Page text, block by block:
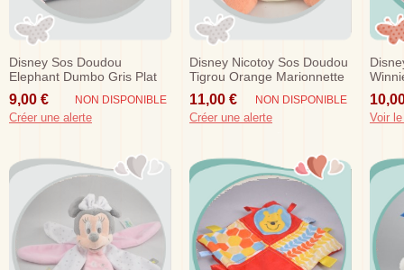
Disney Sos Doudou
Elephant Dumbo Gris Plat
Violet
9,00 € NON DISPONIBLE
Créer une alerte
Disney Nicotoy Sos Doudou
Tigrou Orange Marionnette
11,00 € NON DISPONIBLE
Créer une alerte
Gris
Voir